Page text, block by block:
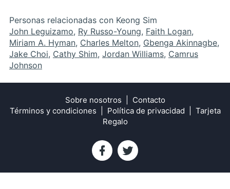
Personas relacionadas con Keong Sim
John Leguizamo, Ry Russo-Young, Faith Logan,
Miriam A. Hyman, Charles Melton, Gbenga Akinnagbe,
Jake Choi, Cathy Shim, Jordan Williams, Camrus
Johnson
Sobre nosotros
Contacto
Términos y condiciones
Política de privacidad
Tarjeta
Regalo